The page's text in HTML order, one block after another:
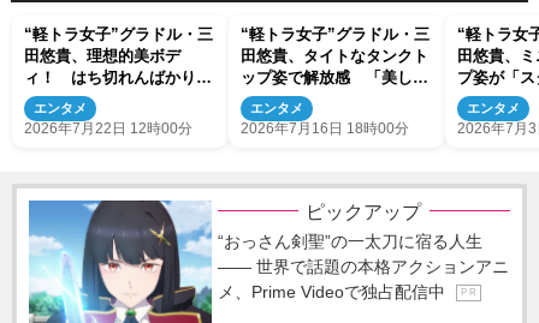
“軽トラ女子”グラドル・三
田悠貴、理想的美ボデ
ィ！ はち切れんばかりロ
マンあふれるデジタル写真
集!!
エンタメ
2026年7月22日 12時00分
“軽トラ女子”グラドル・三
田悠貴、タイトなタンクト
ップ姿で解放感 「美しす
ぎ」「健康的」
エンタメ
2026年7月16日 18時00分
“軽トラ女
田悠貴、
プ姿が「
洗車した
ョット
エンタメ
2026年7月
ピックアップ
“おっさん剣聖”の一太刀に宿る人生
―― 世界で話題の本格アクションアニ
メ、Prime Videoで独占配信中
P R